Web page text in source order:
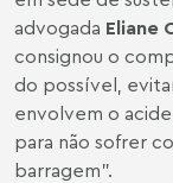
advogada Eliane
consignou o
do possível,
envolvem o
para não sofrer
barragem”.